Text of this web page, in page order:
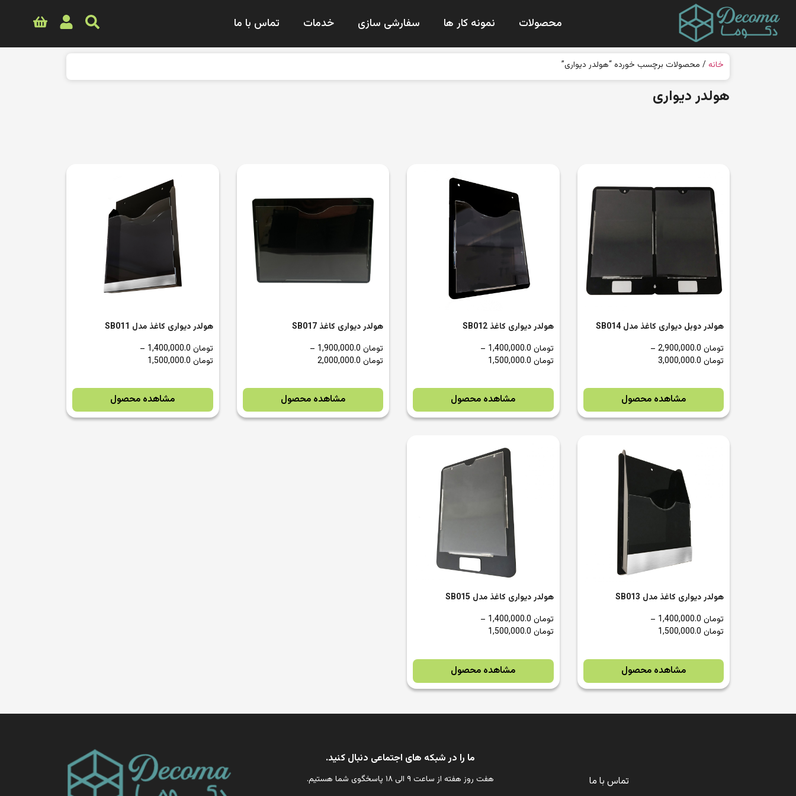
محصولات نمونه کار ها سفارشی سازی خدمات تماس با ما
خانه / محصولات برچسب خورده “هولدر دیواری”
هولدر دیواری
هولدر دوبل دیواری کاغذ مدل SB014
تومان
–
تومان
مشاهده محصول
هولدر دیواری کاغذ SB012
تومان
–
تومان
مشاهده محصول
هولدر دیواری کاغذ SB017
تومان
–
تومان
مشاهده محصول
هولدر دیواری کاغذ مدل SB011
تومان
–
تومان
مشاهده محصول
هولدر دیواری کاغذ مدل SB013
تومان
–
تومان
مشاهده محصول
هولدر دیواری کاغذ مدل SB015
تومان
–
تومان
مشاهده محصول
تماس با ما
ما را در شبکه های اجتماعی دنبال کنید.
هفت روز هفته از ساعت ۹ الی ۱۸ پاسخگوی شما هستیم.